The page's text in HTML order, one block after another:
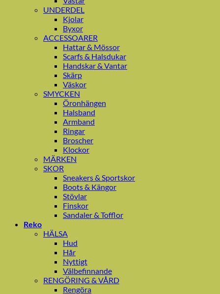
UNDERDEL
Kjolar
Byxor
ACCESSOARER
Hattar & Mössor
Scarfs & Halsdukar
Handskar & Vantar
Skärp
Väskor
SMYCKEN
Öronhängen
Halsband
Armband
Ringar
Broscher
Klockor
MÄRKEN
SKOR
Sneakers & Sportskor
Boots & Kängor
Stövlar
Finskor
Sandaler & Tofflor
Reko
HÄLSA
Hud
Hår
Nyttigt
Välbefinnande
RENGÖRING & VÅRD
Rengöra